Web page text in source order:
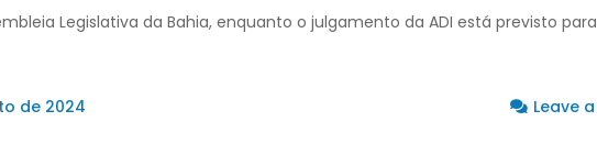
Legislativa da Bahia, enquanto o julgamento da ADI está previsto para
de 2024
Leave a